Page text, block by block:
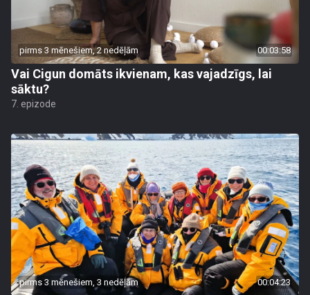
pirms 3 mēnešiem, 2 nedēļām 00:03:58
Vai Cigun domāts ikvienam, kas vajadzīgs, lai
sāktu?
7. epizode
pirms 3 mēnešiem, 3 nedēļām 00:04:23